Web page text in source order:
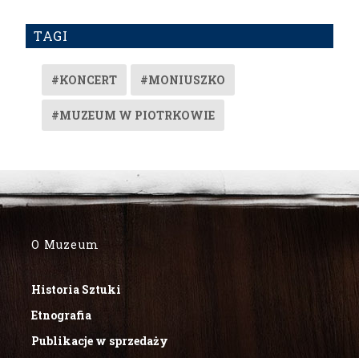
TAGI
#KONCERT #MONIUSZKO
#MUZEUM W PIOTRKOWIE
O Muzeum
Historia Sztuki
Etnografia
Publikacje w sprzedaży